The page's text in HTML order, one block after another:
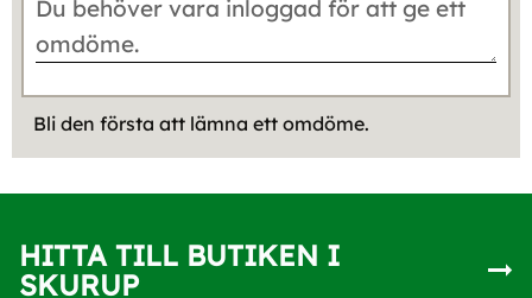
Bli den första att lämna ett omdöme.
HITTA TILL BUTIKEN I
SKURUP